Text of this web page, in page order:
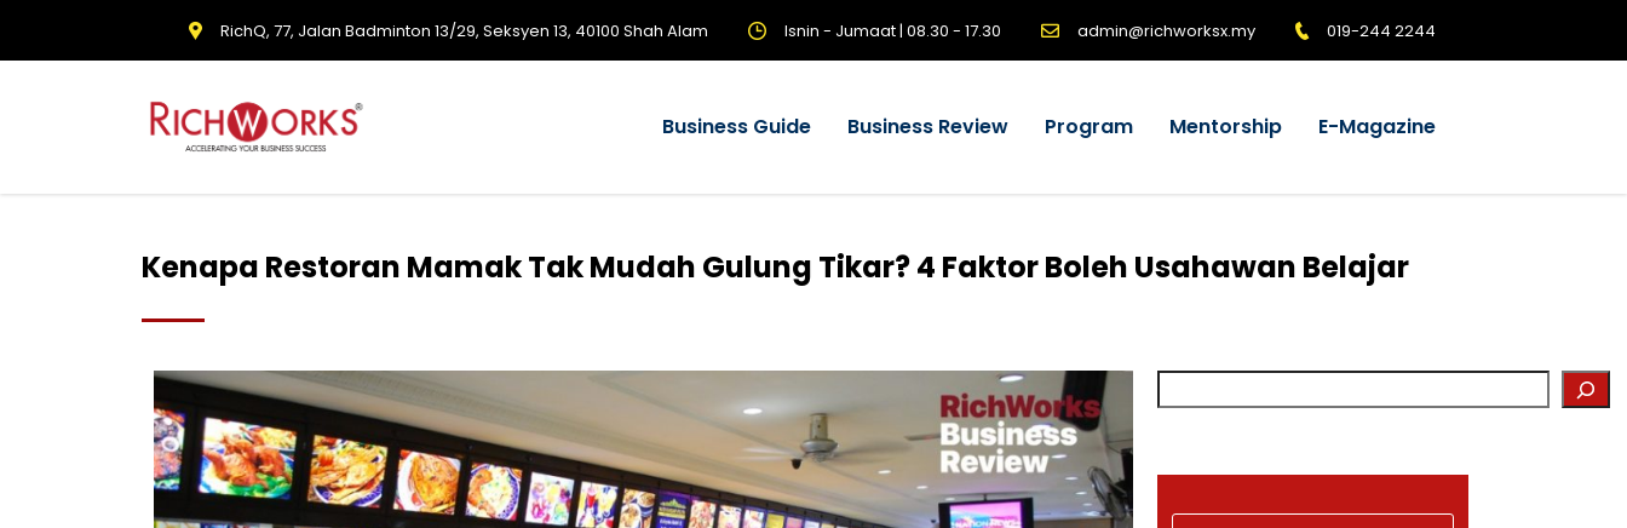
RichQ, 77, Jalan Badminton 13/29, Seksyen 13, 40100 Shah Alam Isnin - Jumaat | 08.30 - 17.30 admin@richworksx.my 019-244 2244
Business Guide Business Review Program Mentorship E-Magazine
Kenapa Restoran Mamak Tak Mudah Gulung Tikar? 4 Faktor Boleh Usahawan Belajar